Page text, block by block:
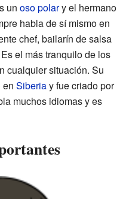
un oso polary el hermano
habla de sí mismo en
chef, bailarín de salsa
el más tranquilo de los
cualquier situación. Su
en Siberiay fue criado por
muchos idiomas y es